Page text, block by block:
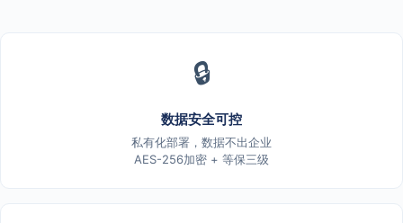
🔒
数据安全可控
私有化部署，数据不出企业
AES-256加密 + 等保三级